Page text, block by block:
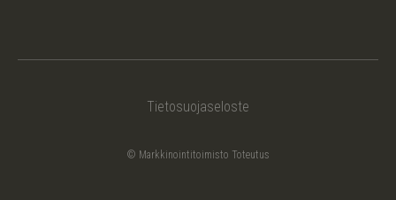
© Markkinointitoimisto Toteutus
Tietosuojaseloste